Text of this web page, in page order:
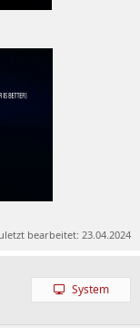
bearbeitet: 23.04.2024
System